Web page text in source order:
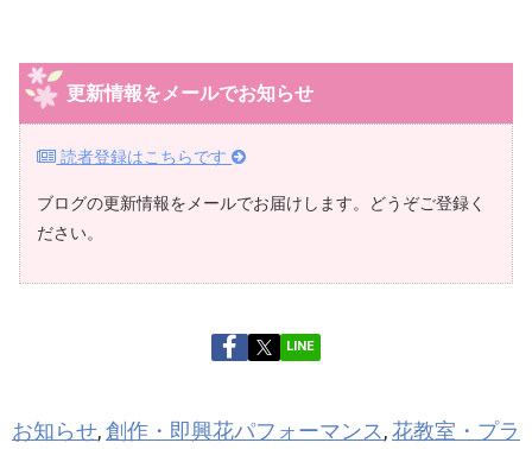
更新情報をメールでお知らせ
読者登録はこちらです
ブログの更新情報をメールでお届けします。どうぞご登録く
ださい。
LINE
お知らせ,創作・即興花パフォーマンス,花教室・プラ